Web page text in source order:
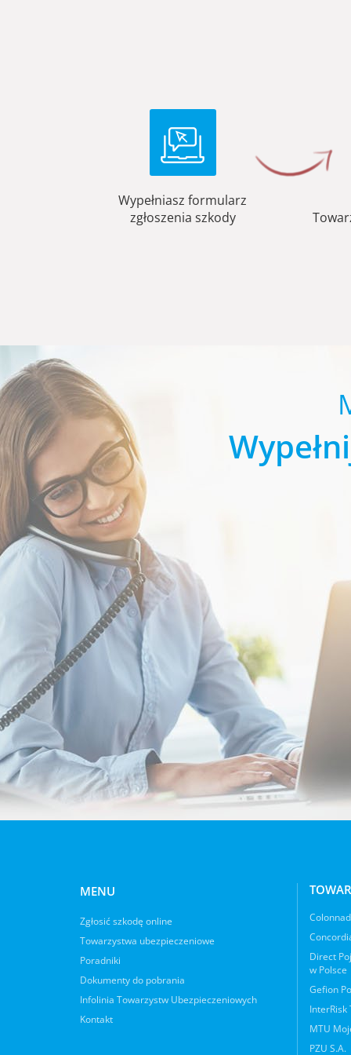
Wypełniasz formularz
zgłoszenia szkody
MENU
Zgłosić szkodę online
Towarzystwa ubezpieczeniowe
Poradniki
Dokumenty do pobrania
Infolinia Towarzystw Ubezpieczeniowych
Kontakt
Direct
w Polsce
Gefion
InterRisk
MTU
PZU S.A.